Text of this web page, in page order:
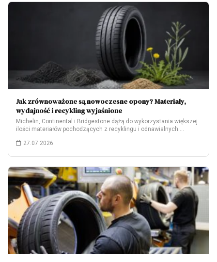
Jak zrównoważone są nowoczesne opony? Materiały,
wydajność i recykling wyjaśnione
Michelin, Continental i Bridgestone dążą do wykorzystania większej
ilości materiałów pochodzących z recyklingu i odnawialnych.…
27.07.2026